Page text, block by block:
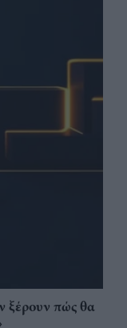
ξέρουν πώς θα